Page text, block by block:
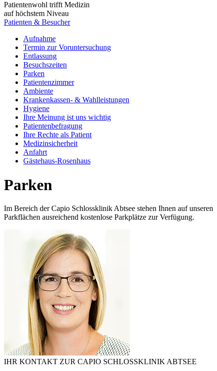
Patientenwohl trifft Medizin
auf höchstem Niveau
Patienten & Besucher
Aufnahme
Termin zur Voruntersuchung
Entlassung
Besuchszeiten
Parken
Patientenzimmer
Ambiente
Krankenkassen- & Wahlleistungen
Hygiene
Ihre Meinung ist uns wichtig
Patientenbefragung
Ihre Rechte als Patient
Medizinsicherheit
Anfahrt
Gästehaus-Rosenhaus
Parken
Im Bereich der Capio Schlossklinik Abtsee stehen Ihnen auf unseren
Parkflächen ausreichend kostenlose Parkplätze zur Verfügung.
IHR KONTAKT ZUR CAPIO SCHLOSSKLINIK ABTSEE